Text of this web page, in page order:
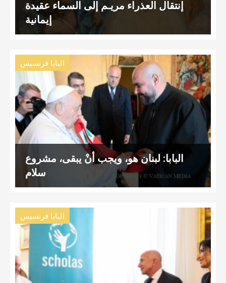
إنتقال العذراء مريـم إلى السماء عقيدة
إيمانية
البابا فرنسيس
البابا: لبنان هو، ويجب أنْ يبقى، مشروع
سلام
البابا فرنسيس